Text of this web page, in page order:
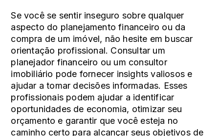
Se você se sentir inseguro sobre qualquer
aspecto do planejamento financeiro ou da
compra de um imóvel, não hesite em buscar
orientação profissional. Consultar um
planejador financeiro ou um consultor
imobiliário pode fornecer insights valiosos e
ajudar a tomar decisões informadas. Esses
profissionais podem ajudar a identificar
oportunidades de economia, otimizar seu
orçamento e garantir que você esteja no
caminho certo para alcançar seus objetivos de